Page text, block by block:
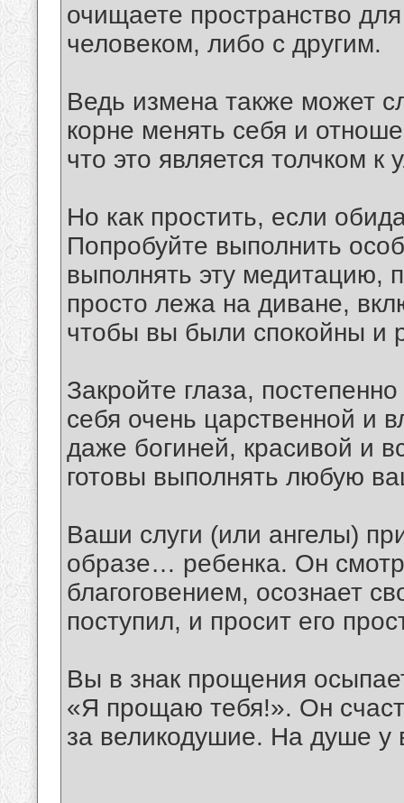
очищаете пространство
человеком, либо с другим.
Ведь измена также может
корне менять себя и
что это является толчком
Но как простить, если
Попробуйте выполнить
выполнять эту медитацию,
просто лежа на диване,
чтобы вы были спокойны и
Закройте глаза,
себя очень царственной и
даже богиней, красивой и
готовы выполнять любую
Ваши слуги (или ангелы)
образе… ребенка. Он
благоговением, осознает
поступил, и просит его
Вы в знак прощения
«Я прощаю тебя!». Он
за великодушие. На душе у